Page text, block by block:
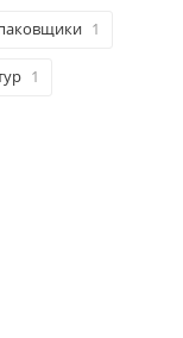
1
1